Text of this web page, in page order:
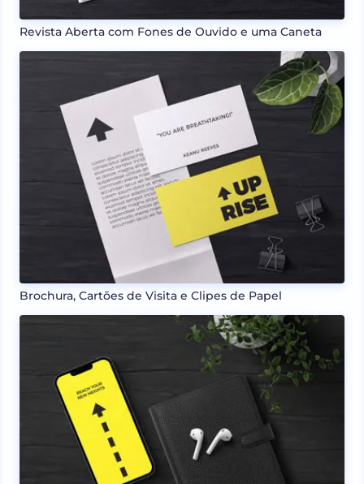
Revista Aberta com Fones de Ouvido e uma Caneta
Brochura, Cartões de Visita e Clipes de Papel